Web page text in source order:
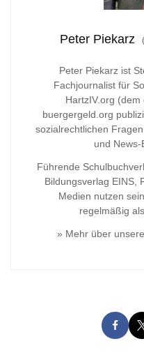
Peter Piekarz (
Peter Piekarz ist
Fachjournalist für
HartzIV.org
buergergeld.org
sozialrechtlichen
und News-
Führende
Bildungsverlag EINS,
Medien nutzen
regelmäßig
» Mehr über unsere